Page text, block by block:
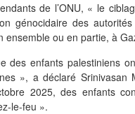
de l’ONU, « le
génocidaire des
ensemble ou en partie, à
des enfants palestiniens
», a déclaré
2025, des enfants
le-feu ».